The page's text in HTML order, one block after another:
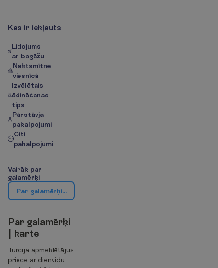
Kas ir iekļauts
Lidojums
ar bagāžu
Naktsmītne
viesnīcā
Izvēlētais
ēdināšanas
tips
Pārstāvja
pakalpojumi
Citi
pakalpojumi
Vairāk par
galamērķi
Par galamērķi |
Par galamērķi
karte
Turcija apmeklētājus
priecē ar dienvidu